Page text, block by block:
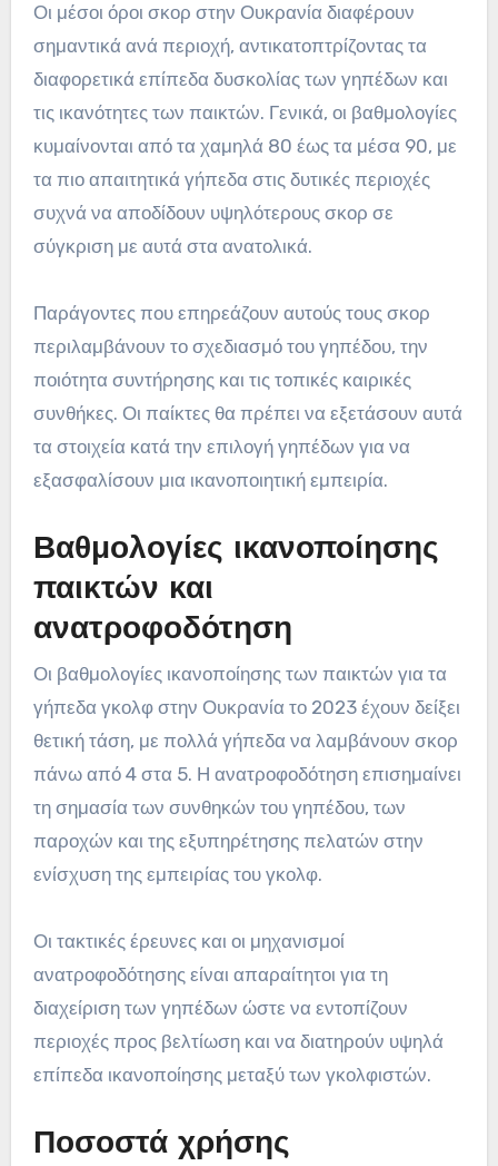
Οι μέσοι όροι σκορ στην Ουκρανία διαφέρουν
σημαντικά ανά περιοχή, αντικατοπτρίζοντας τα
διαφορετικά επίπεδα δυσκολίας των γηπέδων και
τις ικανότητες των παικτών. Γενικά, οι βαθμολογίες
κυμαίνονται από τα χαμηλά 80 έως τα μέσα 90, με
τα πιο απαιτητικά γήπεδα στις δυτικές περιοχές
συχνά να αποδίδουν υψηλότερους σκορ σε
σύγκριση με αυτά στα ανατολικά.
Παράγοντες που επηρεάζουν αυτούς τους σκορ
περιλαμβάνουν το σχεδιασμό του γηπέδου, την
ποιότητα συντήρησης και τις τοπικές καιρικές
συνθήκες. Οι παίκτες θα πρέπει να εξετάσουν αυτά
τα στοιχεία κατά την επιλογή γηπέδων για να
εξασφαλίσουν μια ικανοποιητική εμπειρία.
Βαθμολογίες ικανοποίησης
παικτών και
ανατροφοδότηση
Οι βαθμολογίες ικανοποίησης των παικτών για τα
γήπεδα γκολφ στην Ουκρανία το 2023 έχουν δείξει
θετική τάση, με πολλά γήπεδα να λαμβάνουν σκορ
πάνω από 4 στα 5. Η ανατροφοδότηση επισημαίνει
τη σημασία των συνθηκών του γηπέδου, των
παροχών και της εξυπηρέτησης πελατών στην
ενίσχυση της εμπειρίας του γκολφ.
Οι τακτικές έρευνες και οι μηχανισμοί
ανατροφοδότησης είναι απαραίτητοι για τη
διαχείριση των γηπέδων ώστε να εντοπίζουν
περιοχές προς βελτίωση και να διατηρούν υψηλά
επίπεδα ικανοποίησης μεταξύ των γκολφιστών.
Ποσοστά χρήσης